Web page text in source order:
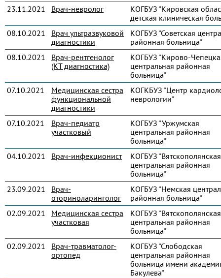
23.11.2021
Врач-невролог
КОГБУЗ "Кировская
детская клиническая
08.10.2021
Врач ультразвуковой
диагностики
КОГБУЗ "Советская
районная больница"
08.10.2021
Врач-рентгенолог
(КТ диагностика)
КОГБУЗ "Кирово-
центральная районная
больница"
07.10.2021
Медицинская сестра
функциональной
диагностики
КОГКБУЗ "Центр
неврологии"
07.10.2021
Врач-педиатр
участковый
КОГБУЗ "Уржумская
центральная районная
больница"
04.10.2021
Врач-инфекционист
КОГБУЗ "Вятскополянская
центральная районная
больница"
23.09.2021
Врач-
оториноларинголог
КОГБУЗ "Немская
районная больница"
02.09.2021
Медицинская сестра
участковая
КОГБУЗ "Вятскополянская
центральная районная
больница"
02.09.2021
Врач-травматолог-
ортопед
КОГБУЗ "Слободская
центральная районная
больница имени
Бакулева"